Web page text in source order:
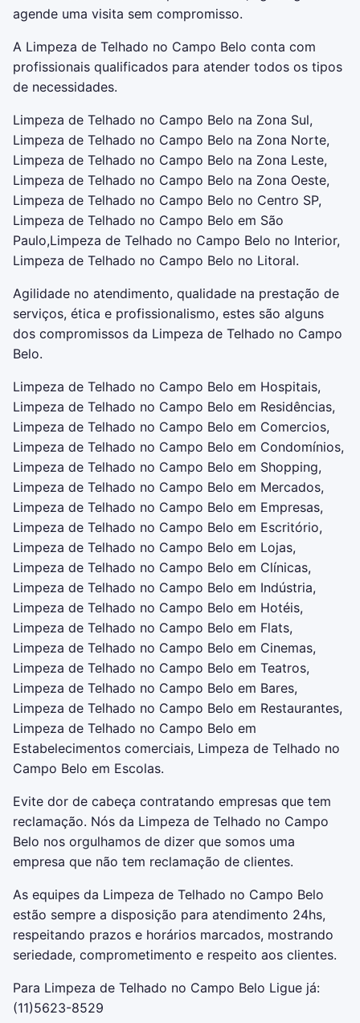
agende uma visita sem compromisso.
A Limpeza de Telhado no Campo Belo conta com
profissionais qualificados para atender todos os tipos
de necessidades.
Limpeza de Telhado no Campo Belo na Zona Sul,
Limpeza de Telhado no Campo Belo na Zona Norte,
Limpeza de Telhado no Campo Belo na Zona Leste,
Limpeza de Telhado no Campo Belo na Zona Oeste,
Limpeza de Telhado no Campo Belo no Centro SP,
Limpeza de Telhado no Campo Belo em São
Paulo,Limpeza de Telhado no Campo Belo no Interior,
Limpeza de Telhado no Campo Belo no Litoral.
Agilidade no atendimento, qualidade na prestação de
serviços, ética e profissionalismo, estes são alguns
dos compromissos da Limpeza de Telhado no Campo
Belo.
Limpeza de Telhado no Campo Belo em Hospitais,
Limpeza de Telhado no Campo Belo em Residências,
Limpeza de Telhado no Campo Belo em Comercios,
Limpeza de Telhado no Campo Belo em Condomínios,
Limpeza de Telhado no Campo Belo em Shopping,
Limpeza de Telhado no Campo Belo em Mercados,
Limpeza de Telhado no Campo Belo em Empresas,
Limpeza de Telhado no Campo Belo em Escritório,
Limpeza de Telhado no Campo Belo em Lojas,
Limpeza de Telhado no Campo Belo em Clínicas,
Limpeza de Telhado no Campo Belo em Indústria,
Limpeza de Telhado no Campo Belo em Hotéis,
Limpeza de Telhado no Campo Belo em Flats,
Limpeza de Telhado no Campo Belo em Cinemas,
Limpeza de Telhado no Campo Belo em Teatros,
Limpeza de Telhado no Campo Belo em Bares,
Limpeza de Telhado no Campo Belo em Restaurantes,
Limpeza de Telhado no Campo Belo em
Estabelecimentos comerciais, Limpeza de Telhado no
Campo Belo em Escolas.
Evite dor de cabeça contratando empresas que tem
reclamação. Nós da Limpeza de Telhado no Campo
Belo nos orgulhamos de dizer que somos uma
empresa que não tem reclamação de clientes.
As equipes da Limpeza de Telhado no Campo Belo
estão sempre a disposição para atendimento 24hs,
respeitando prazos e horários marcados, mostrando
seriedade, comprometimento e respeito aos clientes.
Para Limpeza de Telhado no Campo Belo Ligue já:
(11)5623-8529